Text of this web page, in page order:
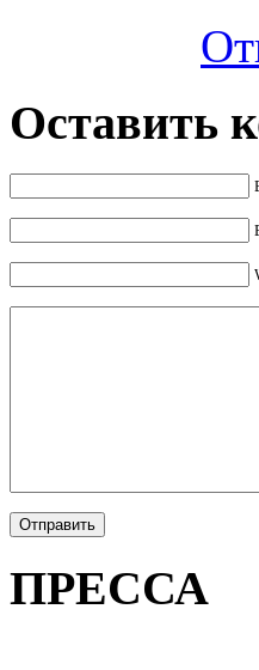
Оставить
ПРЕССА